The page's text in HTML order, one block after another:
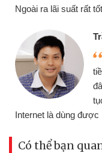
- Tài xế
mua sắm không mang
đều vay tiền nóng tại
thẻ ngay là mình lại tiếp
Chỉ cần điện thoại có
Có thể bạn